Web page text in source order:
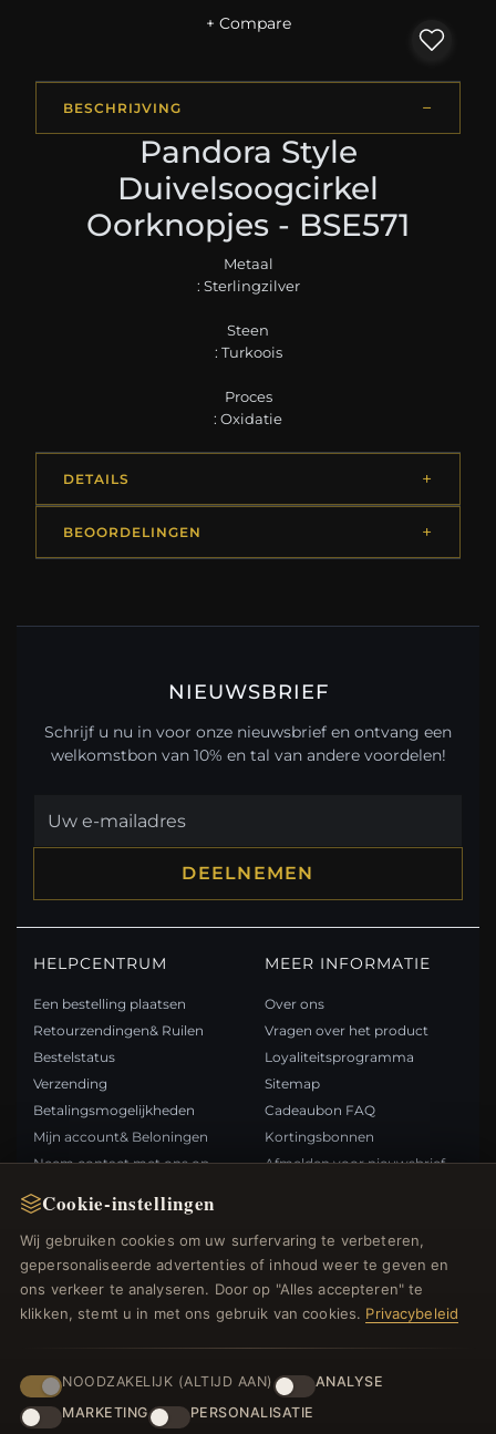
Cookie-instellingen
Wij gebruiken cookies om uw surfervaring te verbeteren,
gepersonaliseerde advertenties of inhoud weer te geven en
ons verkeer te analyseren. Door op "Alles accepteren" te
klikken, stemt u in met ons gebruik van cookies. Privacybeleid
NOODZAKELIJK (ALTIJD AAN)
ANALYSE
MARKETING
PERSONALISATIE
+ Compare
BESCHRIJVING
Pandora Style
Duivelsoogcirkel
Oorknopjes - BSE571
Metaal
: Sterlingzilver
Steen
: Turkoois
Proces
: Oxidatie
DETAILS
BEOORDELINGEN
NIEUWSBRIEF
Schrijf u nu in voor onze nieuwsbrief en ontvang een
welkomstbon van 10% en tal van andere voordelen!
DEELNEMEN
HELPCENTRUM
Een bestelling plaatsen
Retourzendingen& Ruilen
Bestelstatus
Verzending
Betalingsmogelijkheden
Mijn account& Beloningen
Neem contact met ons op
MEER INFORMATIE
Over ons
Vragen over het product
Loyaliteitsprogramma
Sitemap
Cadeaubon FAQ
Kortingsbonnen
Afmelden voor nieuwsbrief
Nieuwe producten
Specials
Blog
Inloggen
BETAALMETHODEN